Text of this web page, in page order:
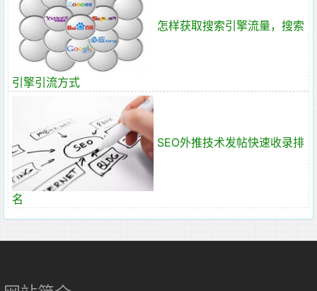
怎样获取搜索引擎流量，搜索
引擎引流方式
SEO外推技术发帖快速收录排
名